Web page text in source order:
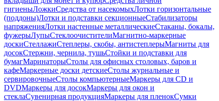
гигиеныЛожкиСредства от насекомыхЛотки горизонтальные
(поддоны)Лотки и подставки секционныеСтабилизаторы
напряженияЛотки настенные металлическиеСтаканы, бокалы,
фужерыЛупыСтеклоочистителиМагнитно-маркерные
доскиСтеллажиСтеплеры, скобы, антистеплерыМагниты для
досокСтержни, чернила, тушьСтойки и подставки для
бумагМаринаторыСтолы для офисных столовых, баров и
кафеМаркерные доски детскиеСтолы журнальные и
сервировочныеСтолы компьютерныеМаркеры для CD и
DVDМаркеры для досокМаркеры для окон и
стеклаСувенирная продукцияМаркеры для пленокСумки